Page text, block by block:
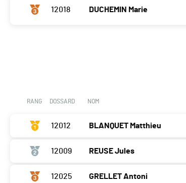
12018 DUCHEMIN Marie
RANG DOSSARD NOM
12012 BLANQUET Matthieu
12009 REUSE Jules
12025 GRELLET Antoni